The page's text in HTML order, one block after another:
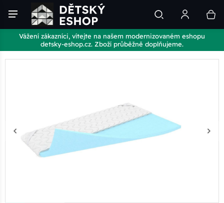
Vážení zákazníci, vítejte na našem modernizovaném eshopu
detsky-eshop.cz. Zboží průběžně doplňujeme.